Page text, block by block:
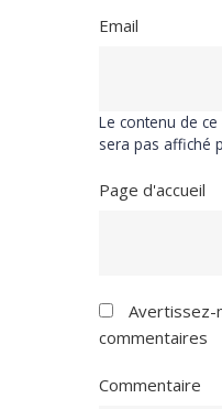
Email
Le contenu de
sera pas affiché
Page d'accueil
Avertissez-
commentaires
Commentaire